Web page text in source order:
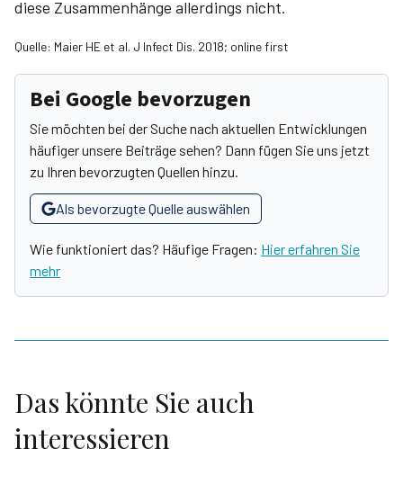
diese Zusammenhänge allerdings nicht.
Quelle: Maier HE et al. J Infect Dis. 2018; online first
Bei Google bevorzugen
Sie möchten bei der Suche nach aktuellen Entwicklungen
häufiger unsere Beiträge sehen? Dann fügen Sie uns jetzt
zu Ihren bevorzugten Quellen hinzu.
Als bevorzugte Quelle auswählen
Wie funktioniert das? Häufige Fragen: Hier erfahren Sie
mehr
Das könnte Sie auch
interessieren